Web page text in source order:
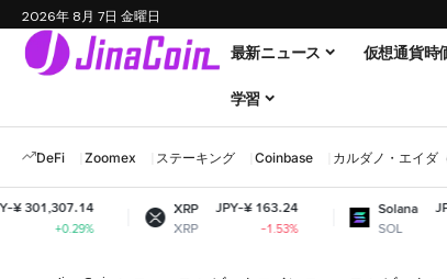
2026年 8月 7日 金曜日
最新ニュース 仮想通貨時
学習
DeFi Zoomex ステーキング Coinbase カルダノ・エイダ
XRP
XRP
JPY-¥ 163.24
-1.53%
Solana
SOL
JPY-¥